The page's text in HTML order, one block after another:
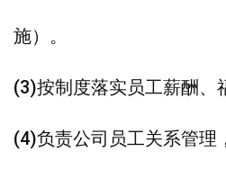
施）。
(3)按制度落实员工薪酬、
(4)负责公司员工关系管理